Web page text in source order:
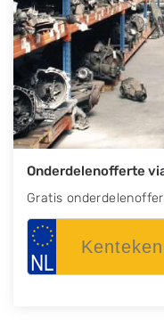
Onderdelenofferte
Gratis